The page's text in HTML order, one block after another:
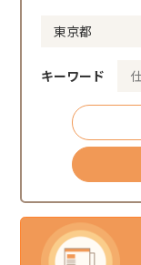
キーワード